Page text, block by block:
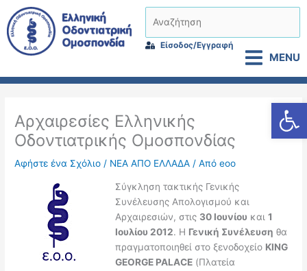
Μετάβαση
στο
περιεχόμενο
Είσοδος/Εγγραφή
MENU
Αρχαιρεσίες Ελληνικής
Οδοντιατρικής Ομοσπονδίας
Αφήστε ένα Σχόλιο / ΝΕΑ ΑΠΟ ΕΛΛΑΔΑ / Απόeoo
Σύγκληση τακτικής Γενικής
Συνέλευσης Απολογισμού και
Αρχαιρεσιών, στις 30 Ιουνίου και 1
Ιουλίου 2012. Η Γενική Συνέλευση θα
πραγματοποιηθεί στο ξενοδοχείο KING
GEORGE PALACE(Πλατεία